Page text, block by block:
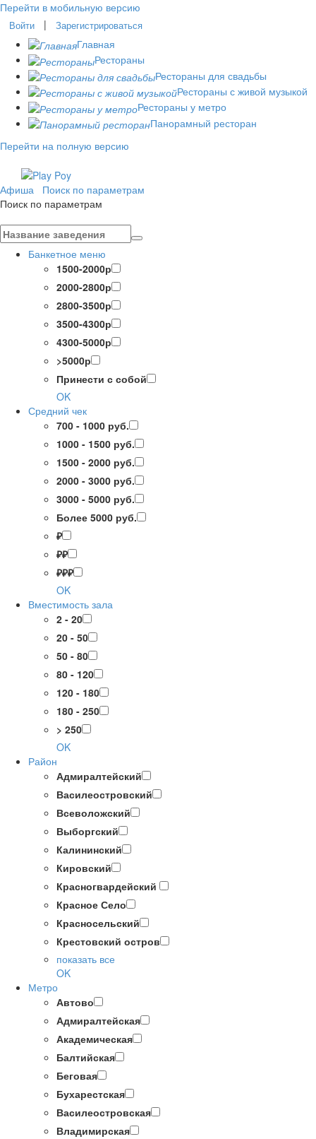
Перейти в мобильную версию
Войти | Зарегистрироваться
Главная
Рестораны
Рестораны для свадьбы
Рестораны с живой музыкой
Рестораны у метро
Панорамный ресторан
Перейти на полную версию
Афиша
Поиск по параметрам
Поиск по параметрам
Банкетное меню
1500-2000р
2000-2800р
2800-3500р
3500-4300р
4300-5000р
>5000р
Принести с собой
OK
Средний чек
700 - 1000 руб.
1000 - 1500 руб.
1500 - 2000 руб.
2000 - 3000 руб.
3000 - 5000 руб.
Более 5000 руб.
₽
₽₽
₽₽₽
OK
Вместимость зала
2 - 20
20 - 50
50 - 80
80 - 120
120 - 180
180 - 250
> 250
OK
Район
Адмиралтейский
Василеостровский
Всеволожский
Выборгский
Калининский
Кировский
Красногвардейский
Красное Село
Красносельский
Крестовский остров
показать все
OK
Метро
Автово
Адмиралтейская
Академическая
Балтийская
Беговая
Бухарестская
Василеостровская
Владимирская